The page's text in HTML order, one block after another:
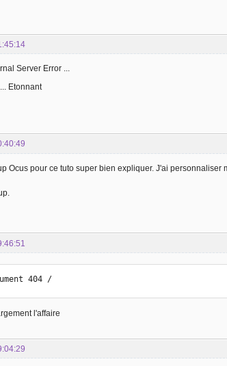
Server Error ...
Etonnant
Ocus pour ce tuto super bien expliquer. J'ai
404 /
l'affaire